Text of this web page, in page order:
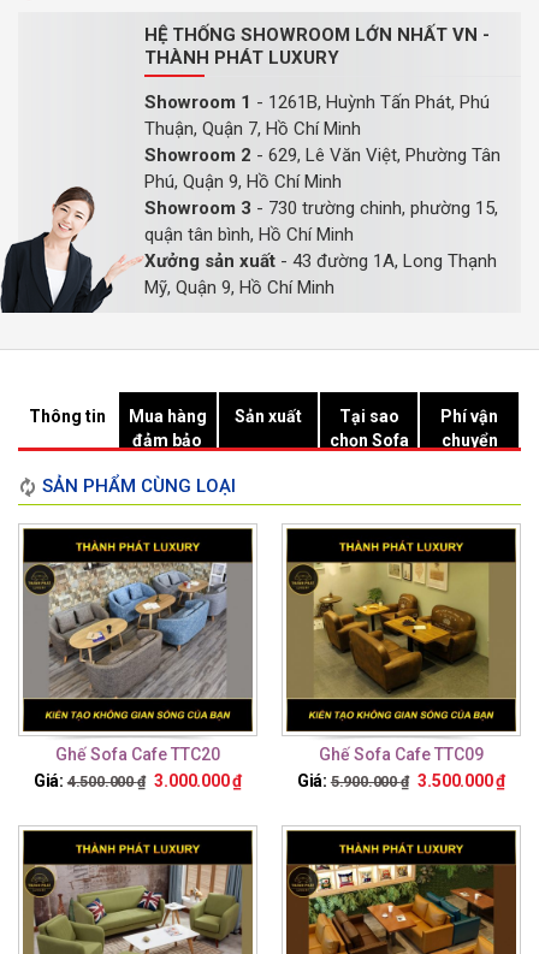
HỆ THỐNG SHOWROOM LỚN NHẤT VN -
THÀNH PHÁT LUXURY
Showroom 1 - 1261B, Huỳnh Tấn Phát, Phú
Thuận, Quận 7, Hồ Chí Minh
Showroom 2 - 629, Lê Văn Việt, Phường Tân
Phú, Quận 9, Hồ Chí Minh
Showroom 3 - 730 trường chinh, phường 15,
quận tân bình, Hồ Chí Minh
Xưởng sản xuất - 43 đường 1A, Long Thạnh
Mỹ, Quận 9, Hồ Chí Minh
Thông tin
Mua hàng
đảm bảo
Sản xuất
Tại sao
chọn Sofa
Phí vận
chuyển
SẢN PHẨM CÙNG LOẠI
Ghế Sofa Cafe TTC20
Giá: 4.500.000₫ 3.000.000₫
Ghế Sofa Cafe TTC09
Giá: 5.900.000₫ 3.500.000₫